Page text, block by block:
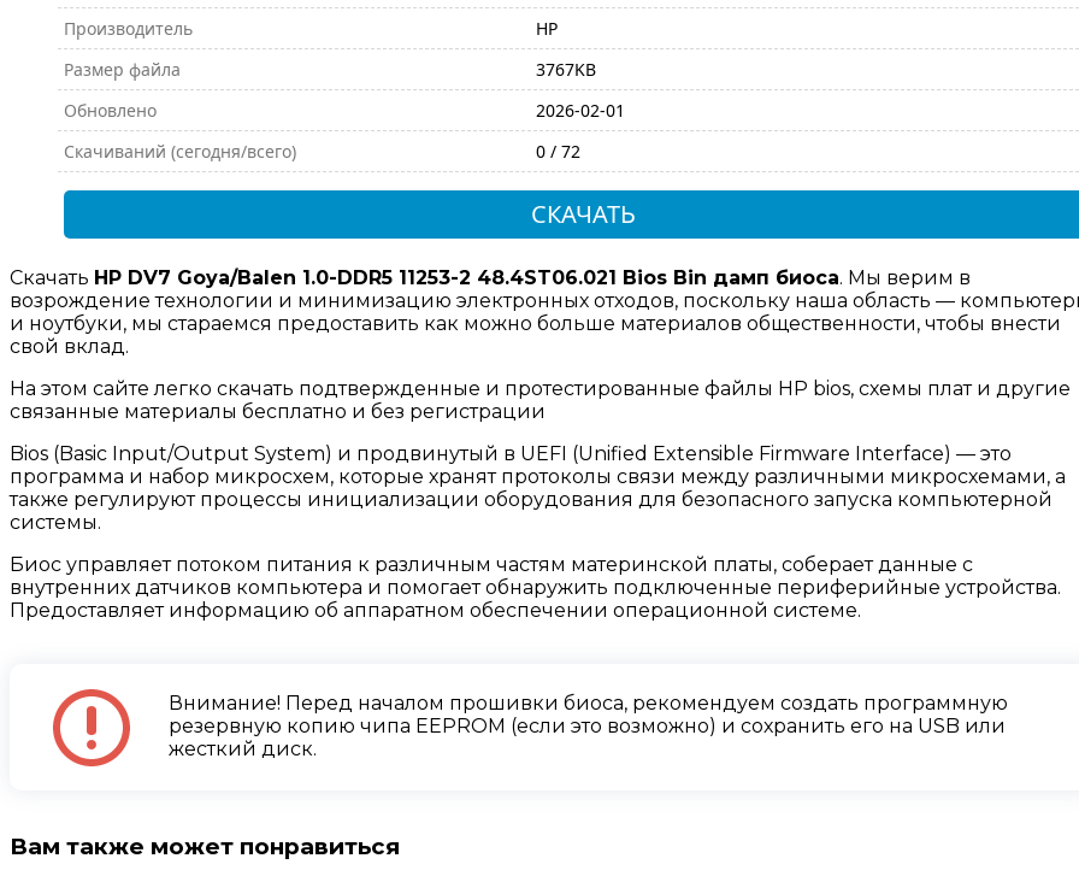
Производитель
HP
Размер файла
3767KB
Обновлено
2026-02-01
Скачиваний (сегодня/всего)
0 / 72
СКАЧАТЬ
Скачать HP DV7 Goya/Balen 1.0-DDR5 11253-2 48.4ST06.021 Bios Bin дамп биоса. Мы верим в
возрождение технологии и минимизацию электронных отходов, поскольку наша область —
и ноутбуки, мы стараемся предоставить как можно больше материалов общественности, чтобы внести
свой вклад.
На этом сайте легко скачать подтвержденные и протестированные файлы HP bios, схемы плат и другие
связанные материалы бесплатно и без регистрации
Bios (Basic Input/Output System) и продвинутый в UEFI (Unified Extensible Firmware Interface) — это
программа и набор микросхем, которые хранят протоколы связи между различными микросхемами, а
также регулируют процессы инициализации оборудования для безопасного запуска компьютерной
системы.
Биос управляет потоком питания к различным частям материнской платы, соберает данные с
внутренних датчиков компьютера и помогает обнаружить подключенные периферийные устройства.
Предоставляет информацию об аппаратном обеспечении операционной системе.
Внимание! Перед началом прошивки биоса, рекомендуем создать программную
резервную копию чипа EEPROM (если это возможно) и сохранить его на USB или
жесткий диск.
Вам также может понравиться